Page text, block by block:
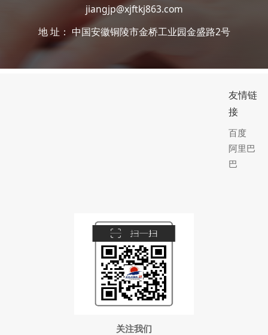
jiangjp@xjftkj863.com
地 址： 中国安徽铜陵市金桥工业园金盛路2号
友情链
接
百度
阿里巴
巴
关注我们